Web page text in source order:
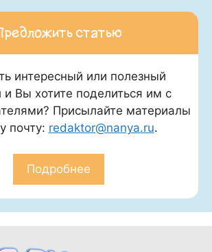
статью
интересный или полезный
и Вы хотите поделиться им с
Присылайте материалы
почту: redaktor@nanya.ru.
Подробнее